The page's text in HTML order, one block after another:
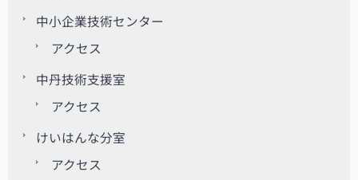
中小企業技術センター
アクセス
中丹技術支援室
アクセス
けいはんな分室
アクセス